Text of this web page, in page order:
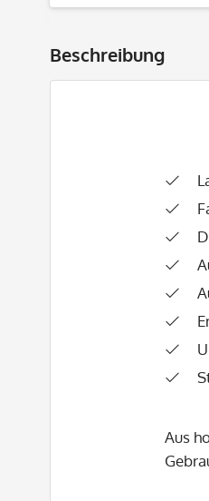
Beschreibung
Aus